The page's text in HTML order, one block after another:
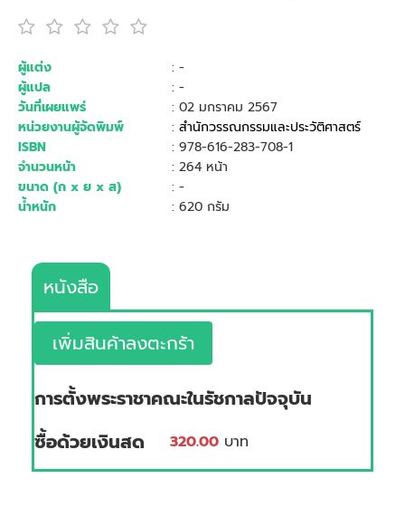
ผู้แต่ง
: -
ผู้แปล
: -
วันที่เผยแพร่
: 02 มกราคม 2567
หน่วยงานผู้จัดพิมพ์
: สำนักวรรณกรรมและประวัติศาสตร์
ISBN
: 978-616-283-708-1
จำนวนหน้า
: 264 หน้า
ขนาด (ก x ย x ส)
: -
น้ำหนัก
: 620 กรัม
หนังสือ
เพิ่มสินค้าลงตะกร้า
การตั้งพระราชาคณะในรัชกาลปัจจุบัน
ซื้อด้วยเงินสด
320.00 บาท